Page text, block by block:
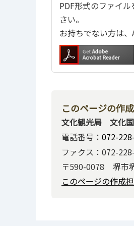
PDF形式のファイ
さい。
お持ちでない方は
このページの作
文化観光局 文化
電話番号： 072-
ファクス：072-
〒590-0078 堺市
このページの作成